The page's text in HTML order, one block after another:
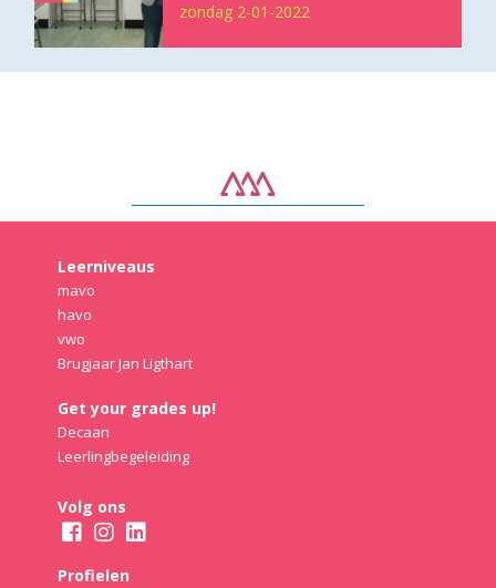
zondag 2-01-2022
Leerniveaus
mavo
havo
vwo
Brugjaar Jan Ligthart
Get your grades up!
Decaan
Leerlingbegeleiding
Volg ons
Profielen